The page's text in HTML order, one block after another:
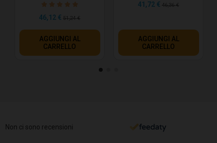
46,12 € 51,24 €
AGGIUNGI AL
CARRELLO
41,72 € 46,36 €
AGGIUNGI AL
CARRELLO
Non ci sono recensioni